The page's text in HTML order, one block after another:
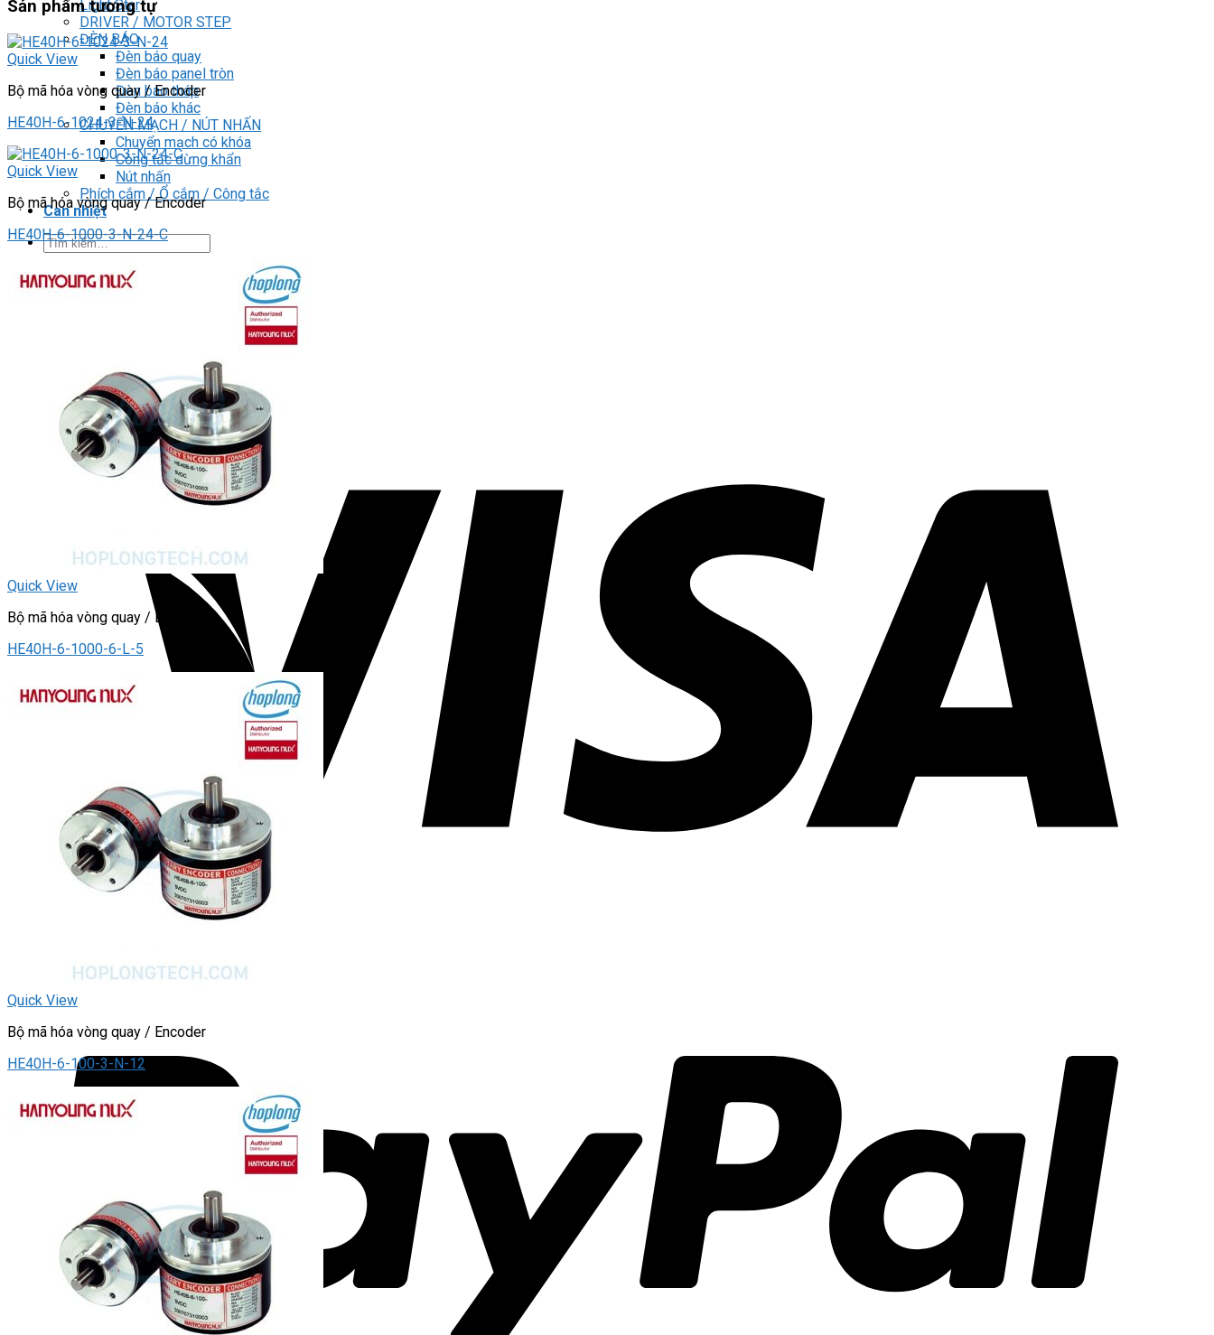
Light Star
DRIVER / MOTOR STEP
ĐÈN BÁO
Đèn báo quay
Đèn báo panel tròn
Đèn báo tháp
Đèn báo khác
CHUYỂN MẠCH / NÚT NHẤN
Chuyển mạch có khóa
Công tắc dừng khẩn
Nút nhấn
Phích cắm / Ổ cắm / Công tắc
Can nhiệt
Tìm
kiếm:
0
Chưa có sản phẩm trong giỏ hàng.
Sản phẩm tương tự
Quick View
Bộ mã hóa vòng quay / Encoder
HE40H-6-1024-3-N-24
Quick View
Bộ mã hóa vòng quay / Encoder
HE40H-6-1000-3-N-24-C
Quick View
Bộ mã hóa vòng quay / Encoder
HE40H-6-1000-6-L-5
Quick View
Bộ mã hóa vòng quay / Encoder
HE40H-6-100-3-N-12